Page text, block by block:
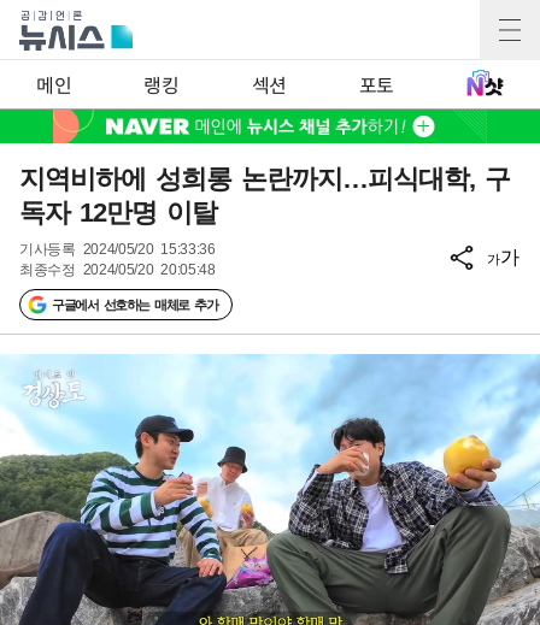
메인 랭킹 섹션 포토
지역비하에 성희롱 논란까지…피식대학, 구
독자 12만명 이탈
기사등록 2024/05/20 15:33:36
최종수정 2024/05/20 20:05:48
구글에서 선호하는 매체로 추가
가가